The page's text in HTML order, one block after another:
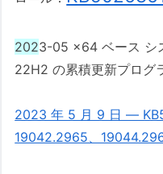
2023-05 x64 ベース シ
22H2 の累積更新プログ
2023 年 5 月 9 日 —
19042.2965、